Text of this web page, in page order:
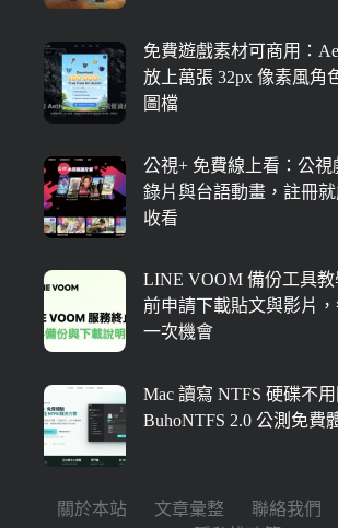
免費遊戲素材可商用：
放上萬張 32px 像素風角
圖檔
公視+ 免費線上看：公視
錄片與台語動畫，註冊
收看
LINE VOOM 備份工具教
前申請下載貼文與影片
一次機會
Mac 讀寫 NTFS 硬碟不用
BuhoNTFS 2.0 公測免費
關於本站 文章彙整 聯絡我們